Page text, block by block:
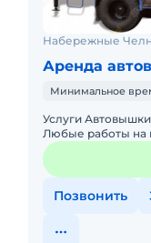
Набережные
Аренда
Минимальное
Услуги
Позвонить